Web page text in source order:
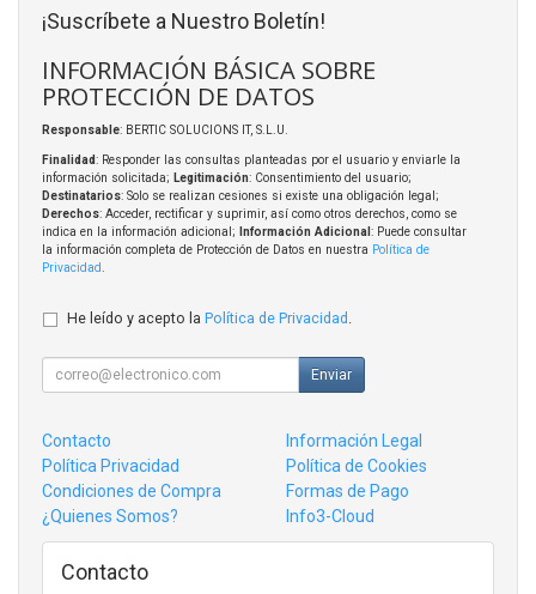
¡Suscríbete a Nuestro Boletín!
INFORMACIÓN BÁSICA SOBRE
PROTECCIÓN DE DATOS
Responsable: BERTIC SOLUCIONS IT, S.L.U.
Finalidad: Responder las consultas planteadas por el usuario y enviarle la
información solicitada; Legitimación: Consentimiento del usuario;
Destinatarios: Solo se realizan cesiones si existe una obligación legal;
Derechos: Acceder, rectificar y suprimir, así como otros derechos, como se
indica en la información adicional;
Información Adicional : Puede consultar
la información completa de Protección de Datos en nuestra Política de
Privacidad
He leído y acepto la Política de Privacidad
Enviar
Contacto
Información Legal
Política Privacidad
Política de Cookies
Condiciones de Compra
Formas de Pago
¿Quienes Somos?
Info3-Cloud
Contacto